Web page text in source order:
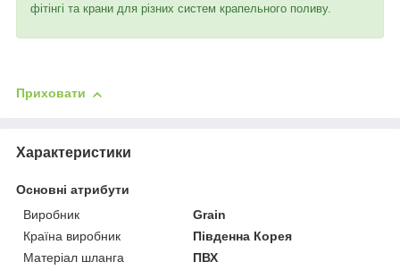
фітінгі та крани для різних систем крапельного поливу.
Приховати
Характеристики
Основні атрибути
Виробник
Grain
Країна виробник
Південна Корея
Матеріал шланга
ПВХ